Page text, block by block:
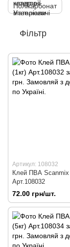
Полікарбонат
Фільтр
Артикул: 108032
Клей ПВА Scanmix
Арт.108032
72.00 грн/шт.